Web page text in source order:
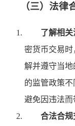
（三）法律
了解相
密货币交易
解并遵守当
的监管政策
避免因违法而
合法合规